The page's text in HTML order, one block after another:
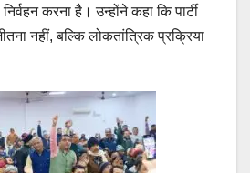
करना है। उन्होंने कहा कि पार्टी
नहीं, बल्कि लोकतांत्रिक प्रक्रिया